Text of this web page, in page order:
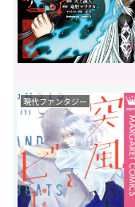
現代ファンタジー